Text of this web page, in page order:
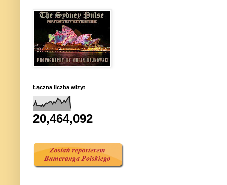
Łączna liczba wizyt
20,464,092